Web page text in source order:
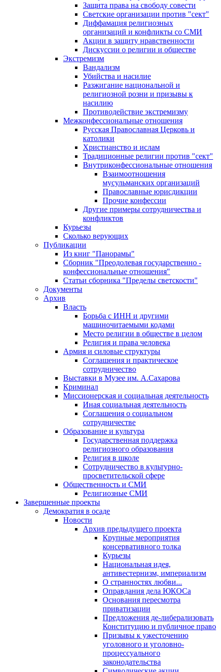
Защита права на свободу совести
Светские организации против "сект"
Диффамация религиозных
организаций и конфликты со СМИ
Акции в защиту нравственности
Дискуссии о религии и обществе
Экстремизм
Вандализм
Убийства и насилие
Разжигание национальной и
религиозной розни и призывы к
насилию
Противодействие экстремизму
Межконфессиональные отношения
Русская Православная Церковь и
католики
Христианство и ислам
Традиционные религии против "сект"
Внутриконфессиональные отношения
Взаимоотношения
мусульманских организаций
Православные юрисдикции
Прочие конфессии
Другие примеры сотрудничества и
конфликтов
Курьезы
Сколько верующих
Публикации
Из книг "Панорамы"
Сборник "Преодолевая государственно -
конфессиональные отношения"
Статьи сборника "Пределы светскости"
Документы
Архив
Власть
Борьба с ИНН и другими
машиночитаемыми кодами
Место религии в обществе в целом
Религия и права человека
Армия и силовые структуры
Соглашения и практическое
сотрудничество
Выставки в Музее им. А.Сахарова
Криминал
Миссионерская и социальная деятельность
Иная социальная деятельность
Соглашения о социальном
сотрудничестве
Образование и культура
Государственная поддержка
религиозного образования
Религия в школе
Сотрудничество в культурно-
просветительской сфере
Общественность и СМИ
Религиозные СМИ
Завершенные проекты
Демократия в осаде
Новости
Архив предыдущего проекта
Крупные мероприятия
консервативного толка
Курьезы
Национальная идея,
антивестернизм, империализм
О странностях любви...
Оправдания дела ЮКОСа
Основания пересмотра
приватизации
Предложения де-либерализовать
Конституцию и публичное право
Призывы к ужесточению
уголовного и уголовно-
процессуального
законодательства